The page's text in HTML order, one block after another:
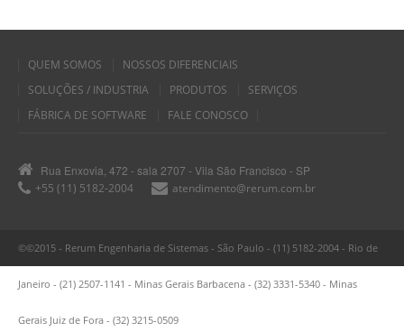
QUEM SOMOS
NOSSOS DIFERENCIAIS
SOLUÇÕES / INDUSTRIA
PRODUTOS
SERVIÇOS
FÁBRICA DE SOFTWARE
FALE CONOSCO
Rua Enxovia, 472 - sala 2707 - Vila São Francisco - SP
+55 (11) 5182-2004
atendimento@rerum.com.br
©©2015 - Rerum Engenharia de Sistemas - São Paulo - (11) 5182-2004 - Rio de
Janeiro - (21) 2507-1141 - Minas Gerais Barbacena - (32) 3331-5340 - Minas
Gerais Juiz de Fora - (32) 3215-0509